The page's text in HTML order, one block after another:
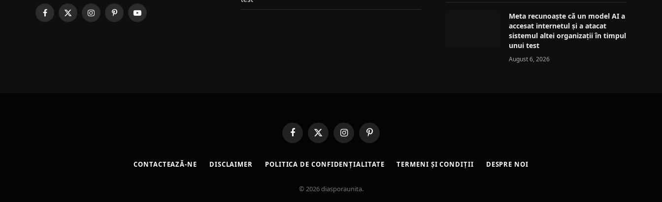
Facebook
X
InstagramPinterestYouTube
Meta recunoaște că un model AI a
accesat internetul și a atacat
sistemul altei organizații în timpul
unui test
August 6, 2026
FacebookX
(Twitter)
InstagramPinterest
CONTACTEAZĂ-NE DISCLAIMER POLITICA DE CONFIDENȚIALITATE TERMENI ȘI CONDIȚII DESPRE NOI
© 2026 diasporaunita.